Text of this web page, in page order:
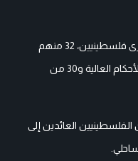
ومقابل ذلك، ستفرج تل أبيب عن 110 أسرى فلسطينيين، 32 منهم
محكومون بالسجن المؤبد و48 من ذوي الأحكام العالية و30 من
الفلسطينيين العائدين إلى